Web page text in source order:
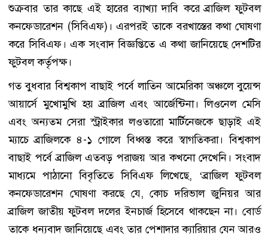
শুক্রবার তার কাছে এই হারের ব্যাখ্যা দাবি করে ব্রাজিল ফুটবল
কনফেডারেশন (সিবিএফ)। এরপরই তাকে বরখাস্তের কথা ঘোষণা
করে সিবিএফ। এক সংবাদ বিজ্ঞপ্তিতে এ কথা জানিয়েছে দেশটির
ফুটবল কর্তৃপক্ষ।
গত বুধবার বিশ্বকাপ বাছাই পর্বে লাতিন আমেরিকা অঞ্চলে বুয়েন্স
আয়ার্সে মুখোমুখি হয় ব্রাজিল এবং আর্জেন্টিনা। লিওনেল মেসি
এবং অন্যতম সেরা স্ট্রাইকার লওতারো মার্টিনেজকে ছাড়াই এই
ম্যাচে ব্রাজিলকে ৪-১ গোলে বিধ্বস্ত করে স্বাগতিকরা। বিশ্বকাপ
বাছাই পর্বে ব্রাজিল এতবড় পরাজয় আর কখনো দেখেনি। সংবাদ
মাধ্যমে পাঠানো বিবৃতিতে সিবিএফ লিখেছে, ‘ব্রাজিল ফুটবল
কনফেডারেশন ঘোষণা করছে যে, কোচ দরিভাল জুনিয়র আর
ব্রাজিল জাতীয় ফুটবল দলের ইনচার্জ হিসেবে থাকছেন না। বোর্ড
তাকে ধন্যবাদ জানিয়েছে এবং তার পেশাদার ক্যারিয়ার যেন আরও